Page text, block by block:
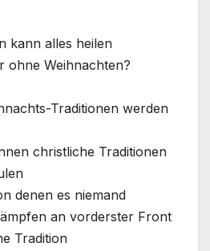
kann alles heilen
ohne Weihnachten?
Traditionen werden
christliche Traditionen
denen es niemand
an vorderster Front
Tradition